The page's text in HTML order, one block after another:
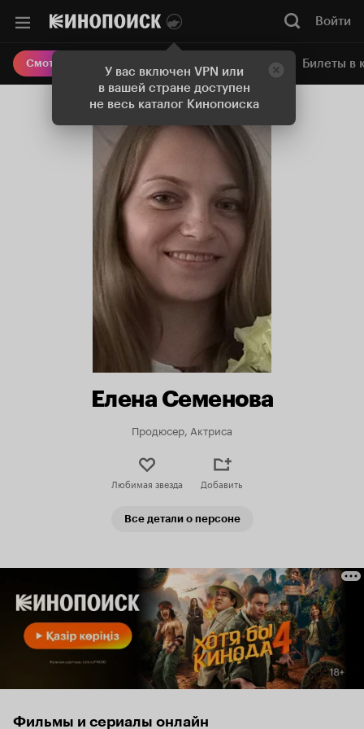
У вас включен VPN или
в вашей стране доступен
не весь каталог Кинопоиска
Войти
Смотреть кино Онлайн-кинотеатр Билеты в
Елена Семенова
Продюсер, Актриса
Любимая звезда Добавить
Все детали о персоне
Фильмы и сериалы онлайн